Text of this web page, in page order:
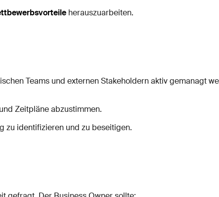
herauszuarbeiten.
Teams und externen Stakeholdern aktiv gemanagt
Zeitpläne abzustimmen.
zu identifizieren und zu beseitigen.